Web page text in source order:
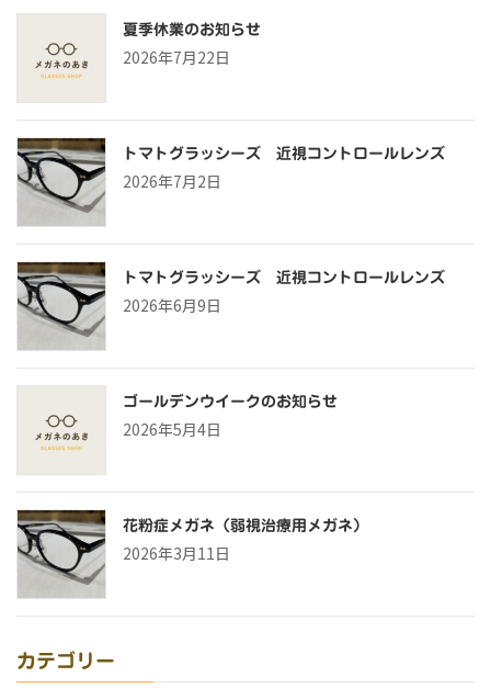
夏季休業のお知らせ
2026年7月22日
トマトグラッシーズ 近視コントロールレンズ
2026年7月2日
トマトグラッシーズ 近視コントロールレンズ
2026年6月9日
ゴールデンウイークのお知らせ
2026年5月4日
花粉症メガネ（弱視治療用メガネ）
2026年3月11日
カテゴリー